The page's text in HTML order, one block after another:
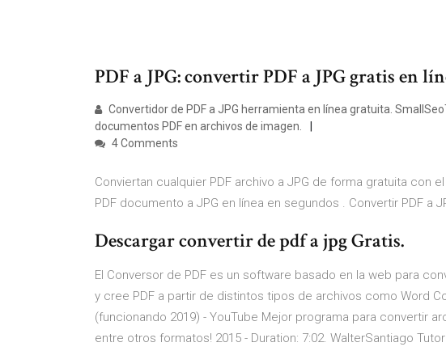
PDF a JPG: convertir PDF a JPG gratis en
Convertidor de PDF a JPG herramienta en línea gratuita.
documentos PDF en archivos de imagen.
4 Comments
Conviertan cualquier PDF archivo a JPG de forma gratuita con
PDF documento a JPG en línea en segundos ️. Convertir PDF a
Descargar convertir de pdf a jpg Gratis.
El Conversor de PDF es un software basado en la web para
y cree PDF a partir de distintos tipos de archivos como Word
(funcionando 2019) - YouTube Mejor programa para convertir
entre otros formatos! 2015 - Duration: 7:02. WalterSantiago